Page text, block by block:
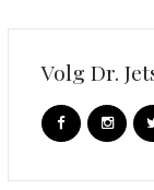
Volg Dr.